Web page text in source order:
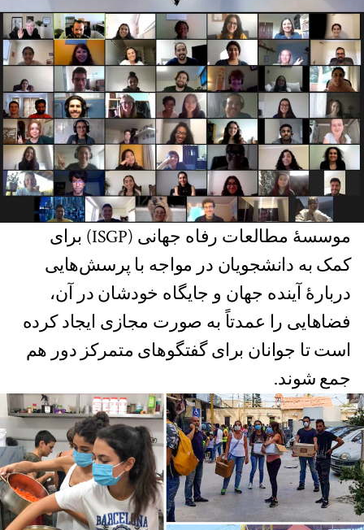
موسسهٔ‌ مطالعات رفاه جهانی (ISGP) برای
کمک به دانشجویان در مواجه با پرسش‌هایی
دربارهٔ آینده‌ جهان و جایگاه خودشان در آن،
فضاهایی را عمدتاً به صورت مجازی ایجاد کرده
است تا جوانان برای گفتگوهای متمرکز دور هم
جمع شوند.